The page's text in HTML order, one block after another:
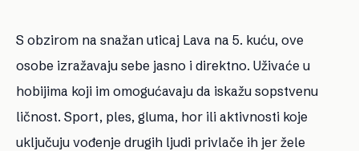
S obzirom na snažan uticaj Lava na 5. kuću, ove
osobe izražavaju sebe jasno i direktno. Uživaće u
hobijima koji im omogućavaju da iskažu sopstvenu
ličnost. Sport, ples, gluma, hor ili aktivnosti koje
uključuju vođenje drugih ljudi privlače ih jer žele